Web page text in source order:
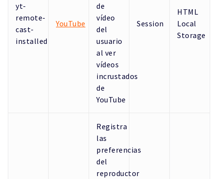
yt-
remote-
cast-
installed
YouTube
de
vídeo
del
usuario
al ver
vídeos
incrustados
de
YouTube
Session
HTML
Local
Storage
Registra
las
preferencias
del
reproductor